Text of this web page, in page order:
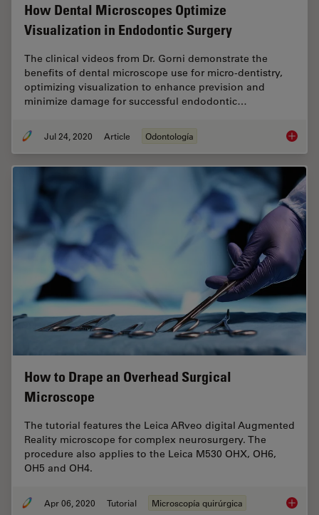
How Dental Microscopes Optimize
Visualization in Endodontic Surgery
The clinical videos from Dr. Gorni demonstrate the
benefits of dental microscope use for micro-dentistry,
optimizing visualization to enhance prevision and
minimize damage for successful endodontic…
Jul 24, 2020 Article Odontología How
How to Drape an Overhead Surgical
Microscope
The tutorial features the Leica ARveo digital Augmented
Reality microscope for complex neurosurgery. The
procedure also applies to the Leica M530 OHX, OH6,
OH5 and OH4.
Apr 06, 2020 Tutorial Microscopía quirúrgica How to